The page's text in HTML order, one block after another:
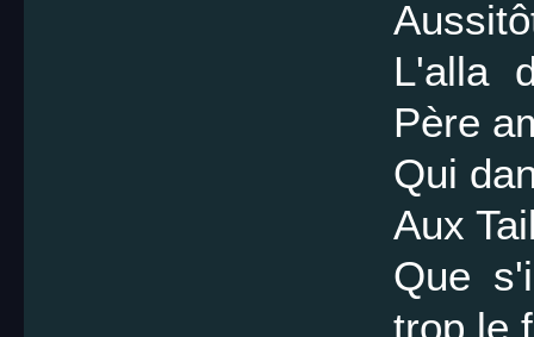
L'alla
Père
Qui
Aux
Que
trop le